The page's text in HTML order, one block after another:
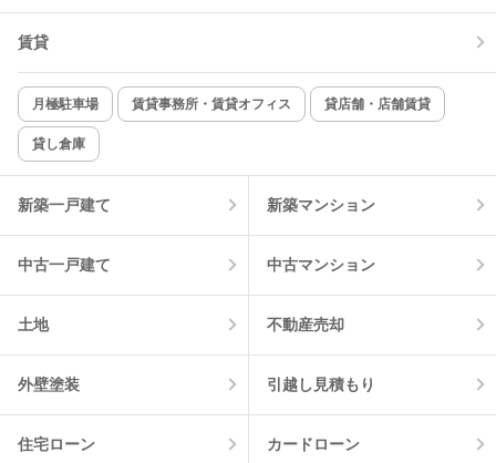
新着のみ インターネット無料
該当件数:
2
賃貸
月極駐車場 賃貸事務所・賃貸オフィス 貸店舗・店舗賃貸
貸し倉庫
新築一戸建て 新築マンション
中古一戸建て 中古マンション
土地 不動産売却
外壁塗装 引越し見積もり
住宅ローン カードローン